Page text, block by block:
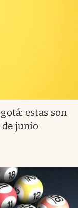
estas son
de junio